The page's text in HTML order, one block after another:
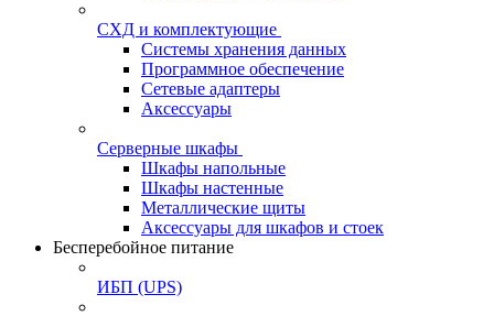
СХД и комплектующие
Системы хранения данных
Программное обеспечение
Сетевые адаптеры
Аксессуары
Серверные шкафы
Шкафы напольные
Шкафы настенные
Металлические щиты
Аксессуары для шкафов и стоек
Бесперебойное питание
ИБП (UPS)